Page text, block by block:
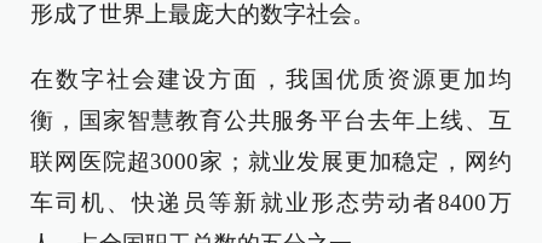
形成了世界上最庞大的数字社会。
在数字社会建设方面，我国优质资源更加均
衡，国家智慧教育公共服务平台去年上线、互
联网医院超3000家；就业发展更加稳定，网约
车司机、快递员等新就业形态劳动者8400万